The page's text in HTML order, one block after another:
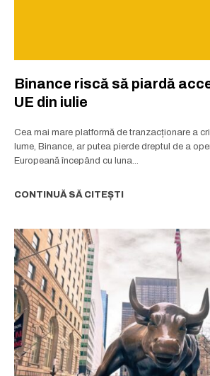
Binance riscă să piardă
UE din iulie
Cea mai mare platformă de tranzacționare a
lume, Binance, ar putea pierde dreptul de a
Europeană începând cu luna...
CONTINUĂ SĂ CITEȘTI